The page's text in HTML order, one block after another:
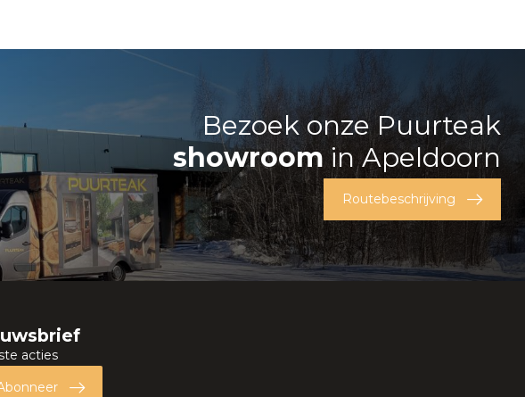
Bezoek onze Puurteak
showroomin Apeldoorn
Routebeschrijving
acties